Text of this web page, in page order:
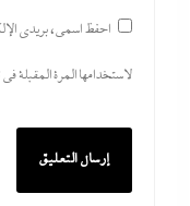
احفظ اسمي، بريدي
لاستخدامها المرة المقبلة